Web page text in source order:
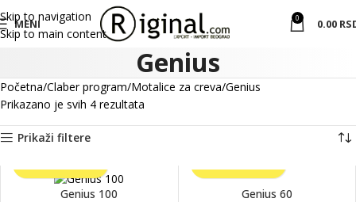
Skip to navigation
Skip to main content
MENI 0 0.00
Genius
Početna Claber program Motalice za creva Genius
Prikazano je svih 4 rezultata
Prikaži filtere
Genius 100 Genius 60